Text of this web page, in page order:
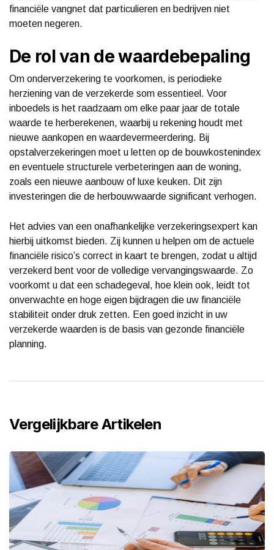
financiële vangnet dat particulieren en bedrijven niet
moeten negeren.
De rol van de waardebepaling
Om onderverzekering te voorkomen, is periodieke
herziening van de verzekerde som essentieel. Voor
inboedels is het raadzaam om elke paar jaar de totale
waarde te herberekenen, waarbij u rekening houdt met
nieuwe aankopen en waardevermeerdering. Bij
opstalverzekeringen moet u letten op de bouwkostenindex
en eventuele structurele verbeteringen aan de woning,
zoals een nieuwe aanbouw of luxe keuken. Dit zijn
investeringen die de herbouwwaarde significant verhogen.
Het advies van een onafhankelijke verzekeringsexpert kan
hierbij uitkomst bieden. Zij kunnen u helpen om de actuele
financiële risico’s correct in kaart te brengen, zodat u altijd
verzekerd bent voor de volledige vervangingswaarde. Zo
voorkomt u dat een schadegeval, hoe klein ook, leidt tot
onverwachte en hoge eigen bijdragen die uw financiële
stabiliteit onder druk zetten. Een goed inzicht in uw
verzekerde waarden is de basis van gezonde financiële
planning.
Vergelijkbare Artikelen